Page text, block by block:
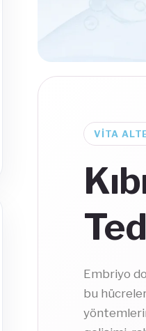
VITA
Embriyo
bu